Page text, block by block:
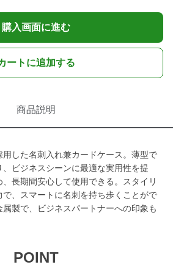
購入画面に進む
ートに追加する
商品説明
した名刺入れ兼カードケース。薄型で
ビジネスシーンに最適な実用性を提
長期間安心して使用できる。スタイリ
で、スマートに名刺を持ち歩くことがで
製で、ビジネスパートナーへの印象も
POINT